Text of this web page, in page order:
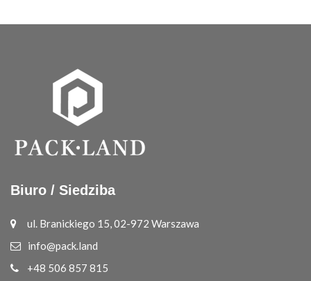
Biuro / Siedziba
ul. Branickiego 15, 02-972 Warszawa
info@pack.land
+48 506 857 815